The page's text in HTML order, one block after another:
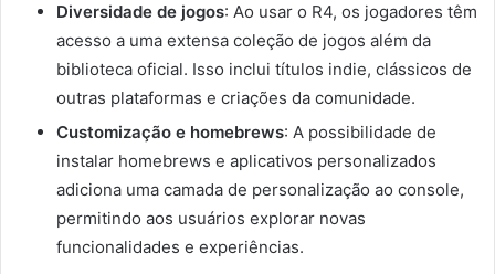
Diversidade de jogos: Ao usar o R4, os jogadores têm
acesso a uma extensa coleção de jogos além da
biblioteca oficial. Isso inclui títulos indie, clássicos de
outras plataformas e criações da comunidade.
Customização e homebrews: A possibilidade de
instalar homebrews e aplicativos personalizados
adiciona uma camada de personalização ao console,
permitindo aos usuários explorar novas
funcionalidades e experiências.